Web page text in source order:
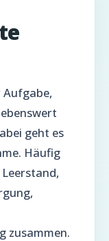
Aufgabe,
geht es
Häufig
zusammen.